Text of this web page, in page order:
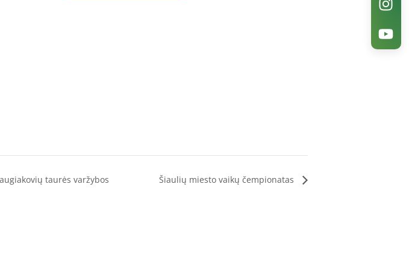
taurės varžybos Šiaulių miesto vaikų čempionatas